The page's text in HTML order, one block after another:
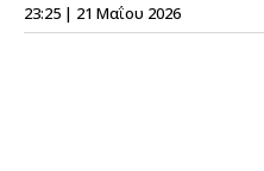
23:25 | 21 Μαΐου 2026